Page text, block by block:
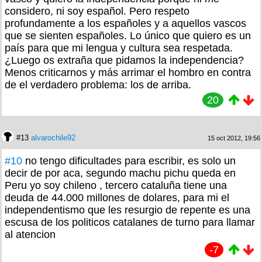
considero, ni soy español. Pero respeto
profundamente a los españoles y a aquellos vascos
que se sienten españoles. Lo único que quiero es un
país para que mi lengua y cultura sea respetada.
¿Luego os extraña que pidamos la independencia?
Menos criticarnos y más arrimar el hombro en contra
de el verdadero problema: los de arriba.
20
#13 alvarochile92 15 oct 2012, 19:56
#10 no tengo dificultades para escribir, es solo un
decir de por aca, segundo machu pichu queda en
Peru yo soy chileno , tercero cataluña tiene una
deuda de 44.000 millones de dolares, para mi el
independentismo que les resurgio de repente es una
escusa de los politicos catalanes de turno para llamar
al atencion
-7